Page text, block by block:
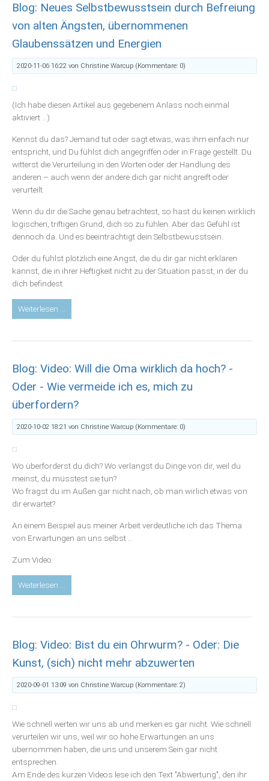
des
Herzens
das
Herzenergiefeld
Blog: Neues Selbstbewusstsein durch Befreiung
von alten Ängsten, übernommenen
Glaubenssätzen und Energien
2020-11-06 16:22 von Christine Warcup (Kommentare: 0)
(Ich habe diesen Artikel aus gegebenem Anlass noch einmal
aktiviert ...)
Kennst du das? Jemand tut oder sagt etwas, was ihm einfach nur
entspricht, und Du fühlst dich angegriffen oder in Frage gestellt. Du
witterst die Verurteilung in den Worten oder der Handlung des
anderen – auch wenn der andere dich gar nicht angreift oder
verurteilt.
Wenn du dir die Sache genau betrachtest, so hast du keinen wirklich
logischen, triftigen Grund, dich so zu fühlen. Aber das Gefühl ist
dennoch da. Und es beeinträchtigt dein Selbstbewusstsein.
Oder du fühlst plötzlich eine Angst, die du dir gar nicht erklären
kannst, die in ihrer Heftigkeit nicht zu der Situation passt, in der du
dich befindest.
Weiterlesen …
Neues
von
alten
übernommenen
Glaubenssätzen
und
Blog: Video: Will die Oma wirklich da hoch? -
Oder - Wie vermeide ich es, mich zu
überfordern?
2020-10-02 18:21 von Christine Warcup (Kommentare: 0)
Wo überforderst du dich? Wo verlangst du Dinge von dir, weil du
meinst, du müsstest sie tun?
Wo fragst du im Außen gar nicht nach, ob man wirlich etwas von
dir erwartet?
An einem Beispiel aus meiner Arbeit verdeutliche ich das Thema
von Erwartungen an uns selbst ...
Zum Video:
Weiterlesen …
Video:
wirklich
da
-
Wie
vermeide
ich
mich
Blog: Video: Bist du ein Ohrwurm? - Oder: Die
Kunst, (sich) nicht mehr abzuwerten
2020-09-01 13:09 von Christine Warcup (Kommentare: 2)
Wie schnell werten wir uns ab und merken es gar nicht. Wie schnell
verurteilen wir uns, weil wir so hohe Erwartungen an uns
übernommen haben, die uns und unserem Sein gar nicht
entsprechen.
Am Ende des kurzen Videos lese ich den Text "Abwertung", den ihr